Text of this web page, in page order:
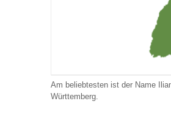
Am beliebtesten ist der Name
Württemberg.